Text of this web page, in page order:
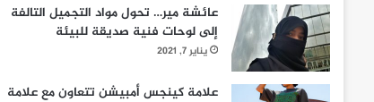
عائشة مير… تحول مواد التجميل التالفة
إلى لوحات فنية صديقة للبيئة
يناير 7, 2021
علامة كينجس أمبيشن تتعاون مع علامة